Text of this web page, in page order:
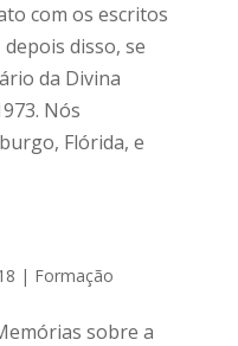
com os escritos
disso, se
da Divina
Nós
Flórida, e
| Formação
sobre a